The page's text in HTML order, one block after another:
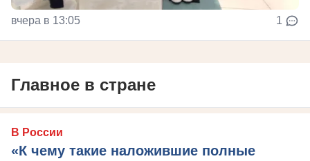
вчера в 13:05 1
Главное в стране
В России
«К чему такие наложившие полные